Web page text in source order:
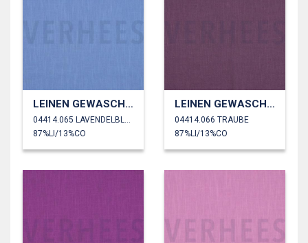
LEINEN GEWASCHEN 230 GM2
87%LI/13%CO
LEINEN GEWASCHEN 230 GM2
04414.066 TRAUBE
87%LI/13%CO